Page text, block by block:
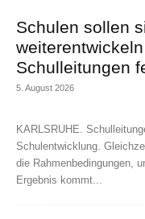
Schulen sollen
Schulleitungen
5. August 2026
KARLSRUHE.
Schulentwicklung.
die Rahmenbedingungen,
Ergebnis kommt...